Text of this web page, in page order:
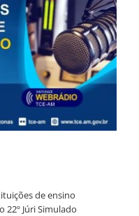
de ensino
Júri Simulado